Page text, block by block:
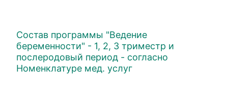
Состав программы "Ведение
беременности" - 1, 2, 3 триместр и
послеродовый период - согласно
Номенклатуре мед. услуг